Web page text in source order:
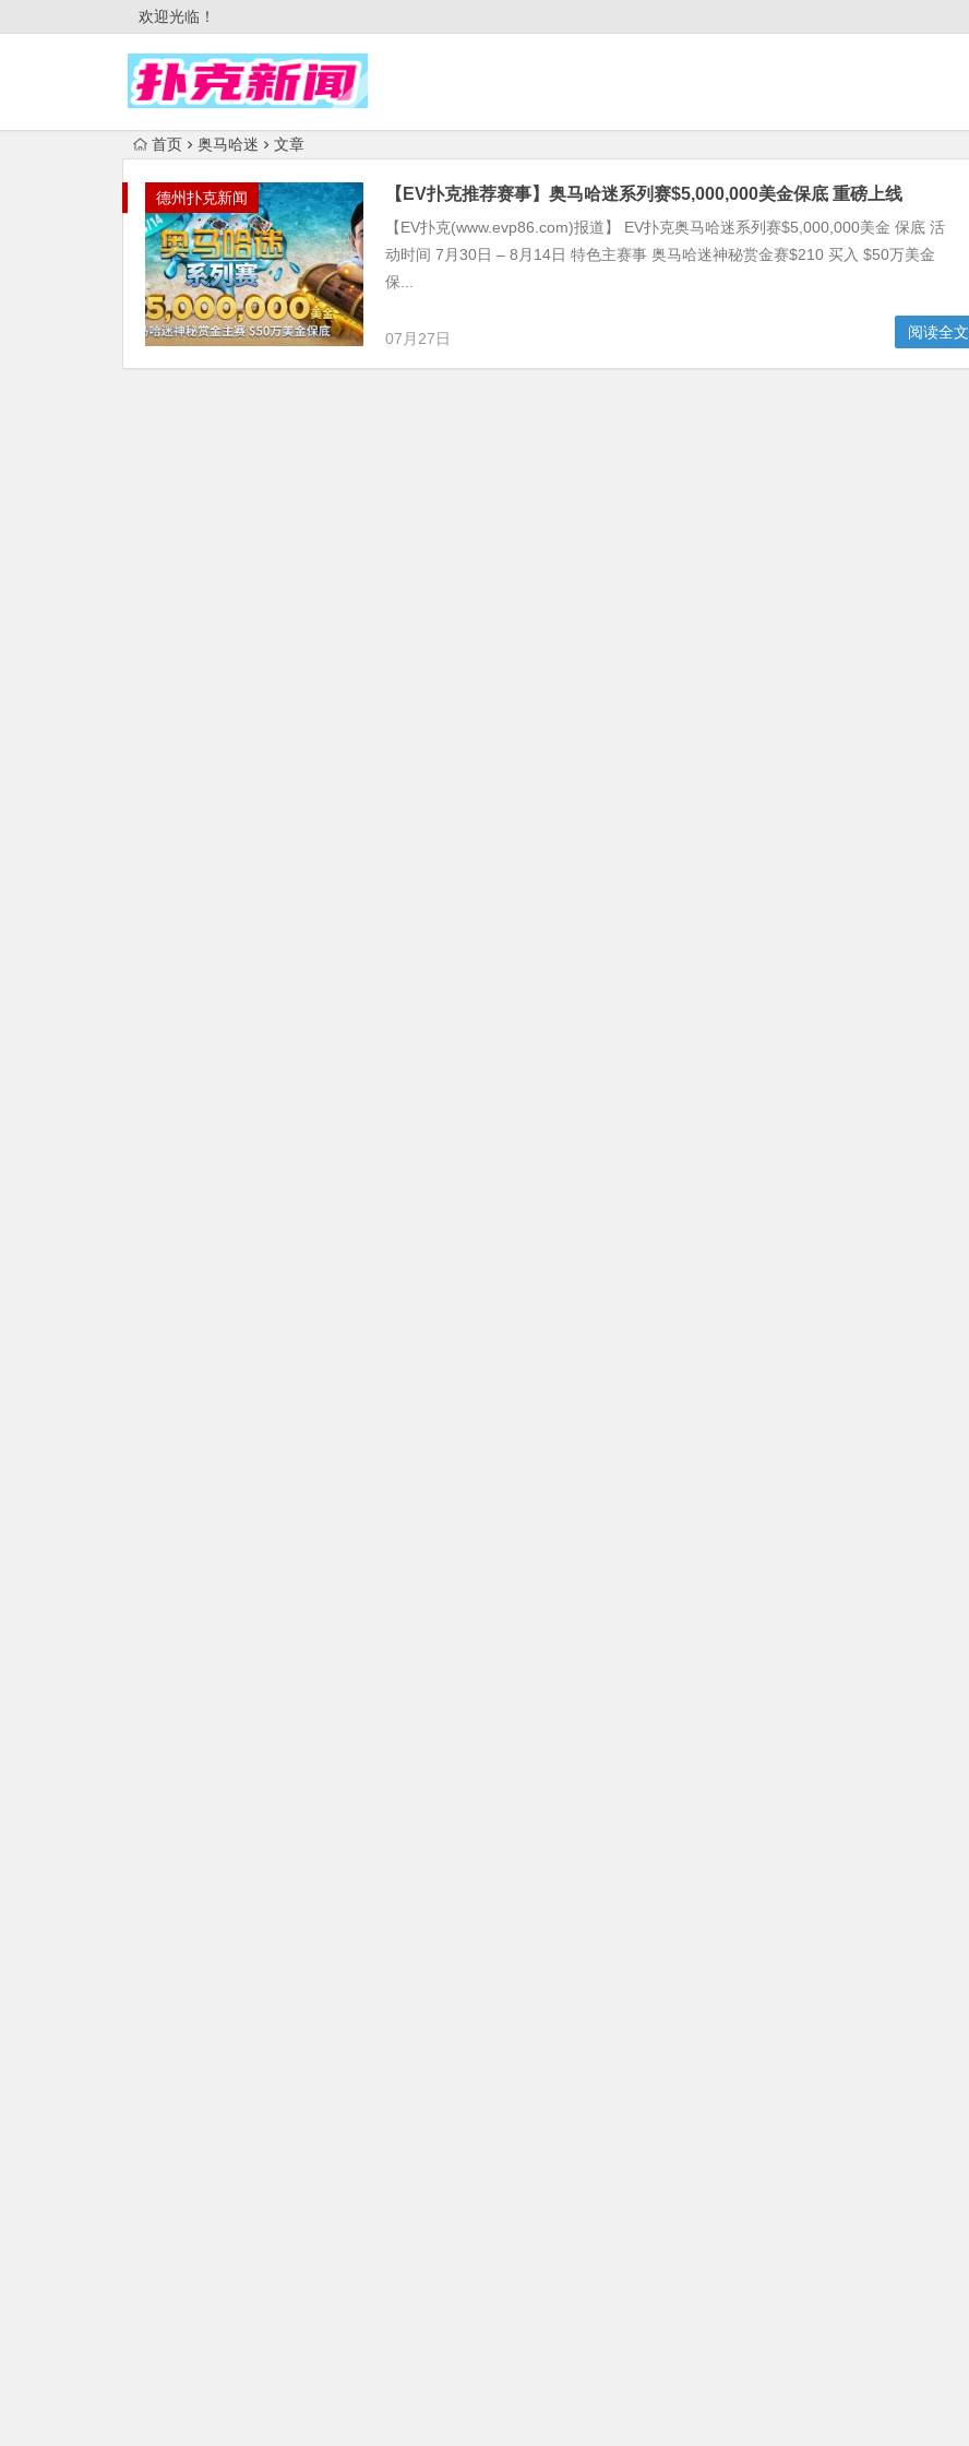
欢迎光临！
首页 奥马哈迷 文章
德州扑克新闻 【EV扑克推荐赛事】奥马哈迷系列赛$5,000,000美金保底 重磅上线
【EV扑克(www.evp86.com)报道】 EV扑克奥马哈迷系列赛$5,000,000美金 保底 活
动时间 7月30日 – 8月14日 特色主赛事 奥马哈迷神秘赏金赛$210 买入 $50万美金
保...
07月27日 阅读全文